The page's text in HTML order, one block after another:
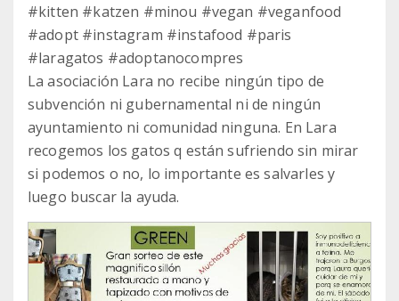
#kitten #katzen #minou #vegan #veganfood
#adopt #instagram #instafood #paris
#laragatos #adoptanocompres
La asociación Lara no recibe ningún tipo de
subvención ni gubernamental ni de ningún
ayuntamiento ni comunidad ninguna. En Lara
recogemos los gatos q están sufriendo sin mirar
si podemos o no, lo importante es salvarles y
luego buscar la ayuda.